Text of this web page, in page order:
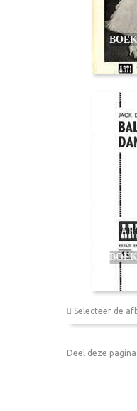
Selecteer de
Deel deze pagina